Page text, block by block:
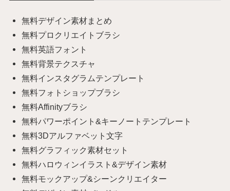
無料デザイン素材まとめ
無料プロクリエイトブラシ
無料英語フォント
無料背景テクスチャ
無料インスタグラムテンプレート
無料フォトショップブラシ
無料Affinityブラシ
無料パワーポイント&キーノートテンプレート
無料3Dアルファベット文字
無料グラフィック素材セット
無料ハロウィンイラスト&デザイン素材
無料モックアップ&シーンクリエイター